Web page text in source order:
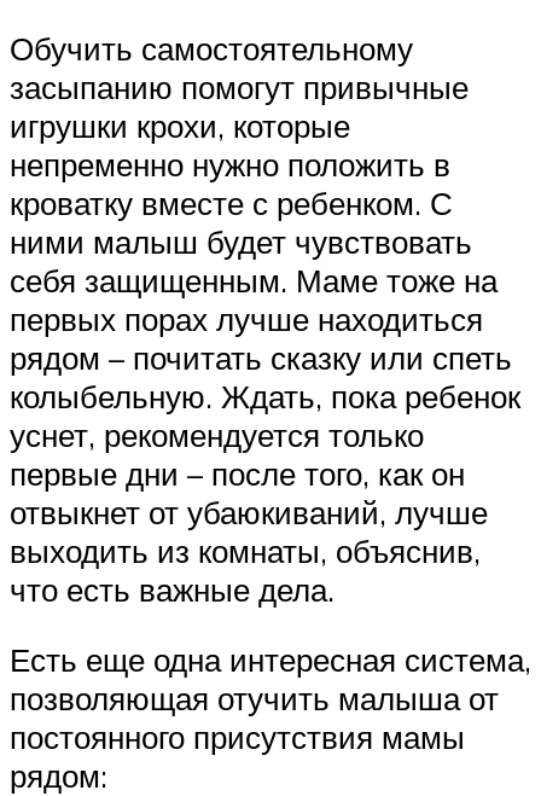
Обучить самостоятельному
засыпанию помогут привычные
игрушки крохи, которые
непременно нужно положить в
кроватку вместе с ребенком. С
ними малыш будет чувствовать
себя защищенным. Маме тоже на
первых порах лучше находиться
рядом – почитать сказку или спеть
колыбельную. Ждать, пока ребенок
уснет, рекомендуется только
первые дни – после того, как он
отвыкнет от убаюкиваний, лучше
выходить из комнаты, объяснив,
что есть важные дела.
Есть еще одна интересная система,
позволяющая отучить малыша от
постоянного присутствия мамы
рядом: